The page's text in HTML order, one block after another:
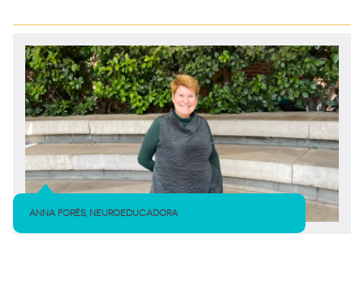
entrar
mi
cuenta
ANNA FORÉS, NEUROEDUCADORA